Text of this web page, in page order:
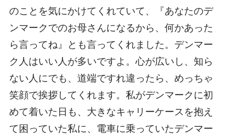
のことを気にかけてくれていて、『あなたのデ
ンマークでのお母さんになるから、何かあった
ら言ってね』とも言ってくれました。デンマー
ク人はいい人が多いですよ。心が広いし、知ら
ない人にでも、道端ですれ違ったら、めっちゃ
笑顔で挨拶してくれます。私がデンマークに初
めて着いた日も、大きなキャリーケースを抱え
て困っていた私に、電車に乗っていたデンマー